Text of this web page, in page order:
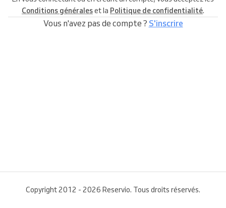
Conditions généraleset la Politique de confidentialité.
Vous n'avez pas de compte ? S'inscrire
Copyright 2012 - 2026 Reservio. Tous droits réservés.